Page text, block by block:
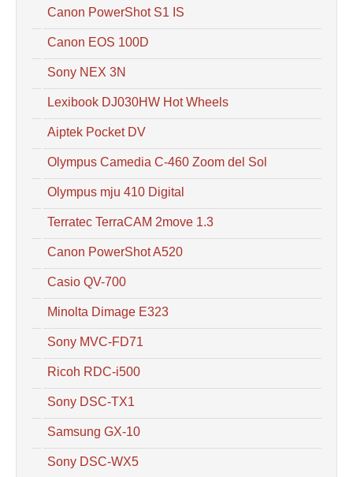
Canon PowerShot S1 IS
Canon EOS 100D
Sony NEX 3N
Lexibook DJ030HW Hot Wheels
Aiptek Pocket DV
Olympus Camedia C-460 Zoom del Sol
Olympus mju 410 Digital
Terratec TerraCAM 2move 1.3
Canon PowerShot A520
Casio QV-700
Minolta Dimage E323
Sony MVC-FD71
Ricoh RDC-i500
Sony DSC-TX1
Samsung GX-10
Sony DSC-WX5